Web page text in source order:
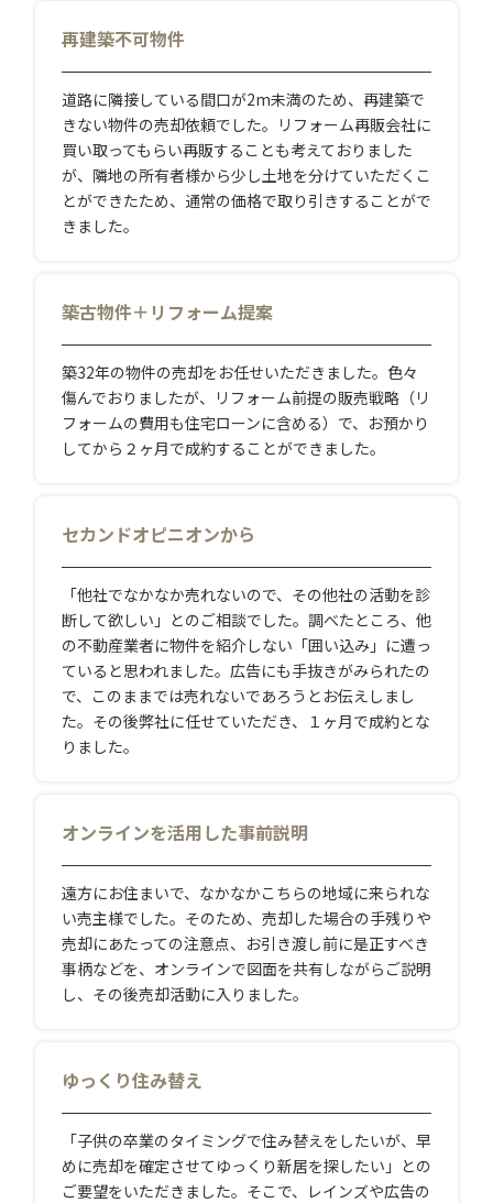
再建築不可物件
道路に隣接している間口が2m未満のため、再建築で
きない物件の売却依頼でした。リフォーム再販会社に
買い取ってもらい再販することも考えておりました
が、隣地の所有者様から少し土地を分けていただくこ
とができたため、通常の価格で取り引きすることがで
きました。
築古物件＋リフォーム提案
築32年の物件の売却をお任せいただきました。色々
傷んでおりましたが、リフォーム前提の販売戦略（リ
フォームの費用も住宅ローンに含める）で、お預かり
してから２ヶ月で成約することができました。
セカンドオピニオンから
「他社でなかなか売れないので、その他社の活動を診
断して欲しい」とのご相談でした。調べたところ、他
の不動産業者に物件を紹介しない「囲い込み」に遭っ
ていると思われました。広告にも手抜きがみられたの
で、このままでは売れないであろうとお伝えしまし
た。その後弊社に任せていただき、１ヶ月で成約とな
りました。
オンラインを活用した事前説明
遠方にお住まいで、なかなかこちらの地域に来られな
い売主様でした。そのため、売却した場合の手残りや
売却にあたっての注意点、お引き渡し前に是正すべき
事柄などを、オンラインで図面を共有しながらご説明
し、その後売却活動に入りました。
ゆっくり住み替え
「子供の卒業のタイミングで住み替えをしたいが、早
めに売却を確定させてゆっくり新居を探したい」との
ご要望をいただきました。そこで、レインズや広告の